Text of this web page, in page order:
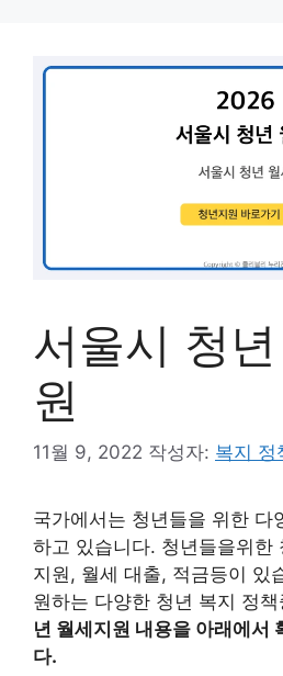
서울시 청
원
11월 9, 2022 작성자: 복지 정
국가에서는 청년들을 위한 다
하고 있습니다. 청년들을위한
지원, 월세 대출, 적금등이 있
원하는 다양한 청년 복지 정책
년 월세지원 내용을 아래에서
다.